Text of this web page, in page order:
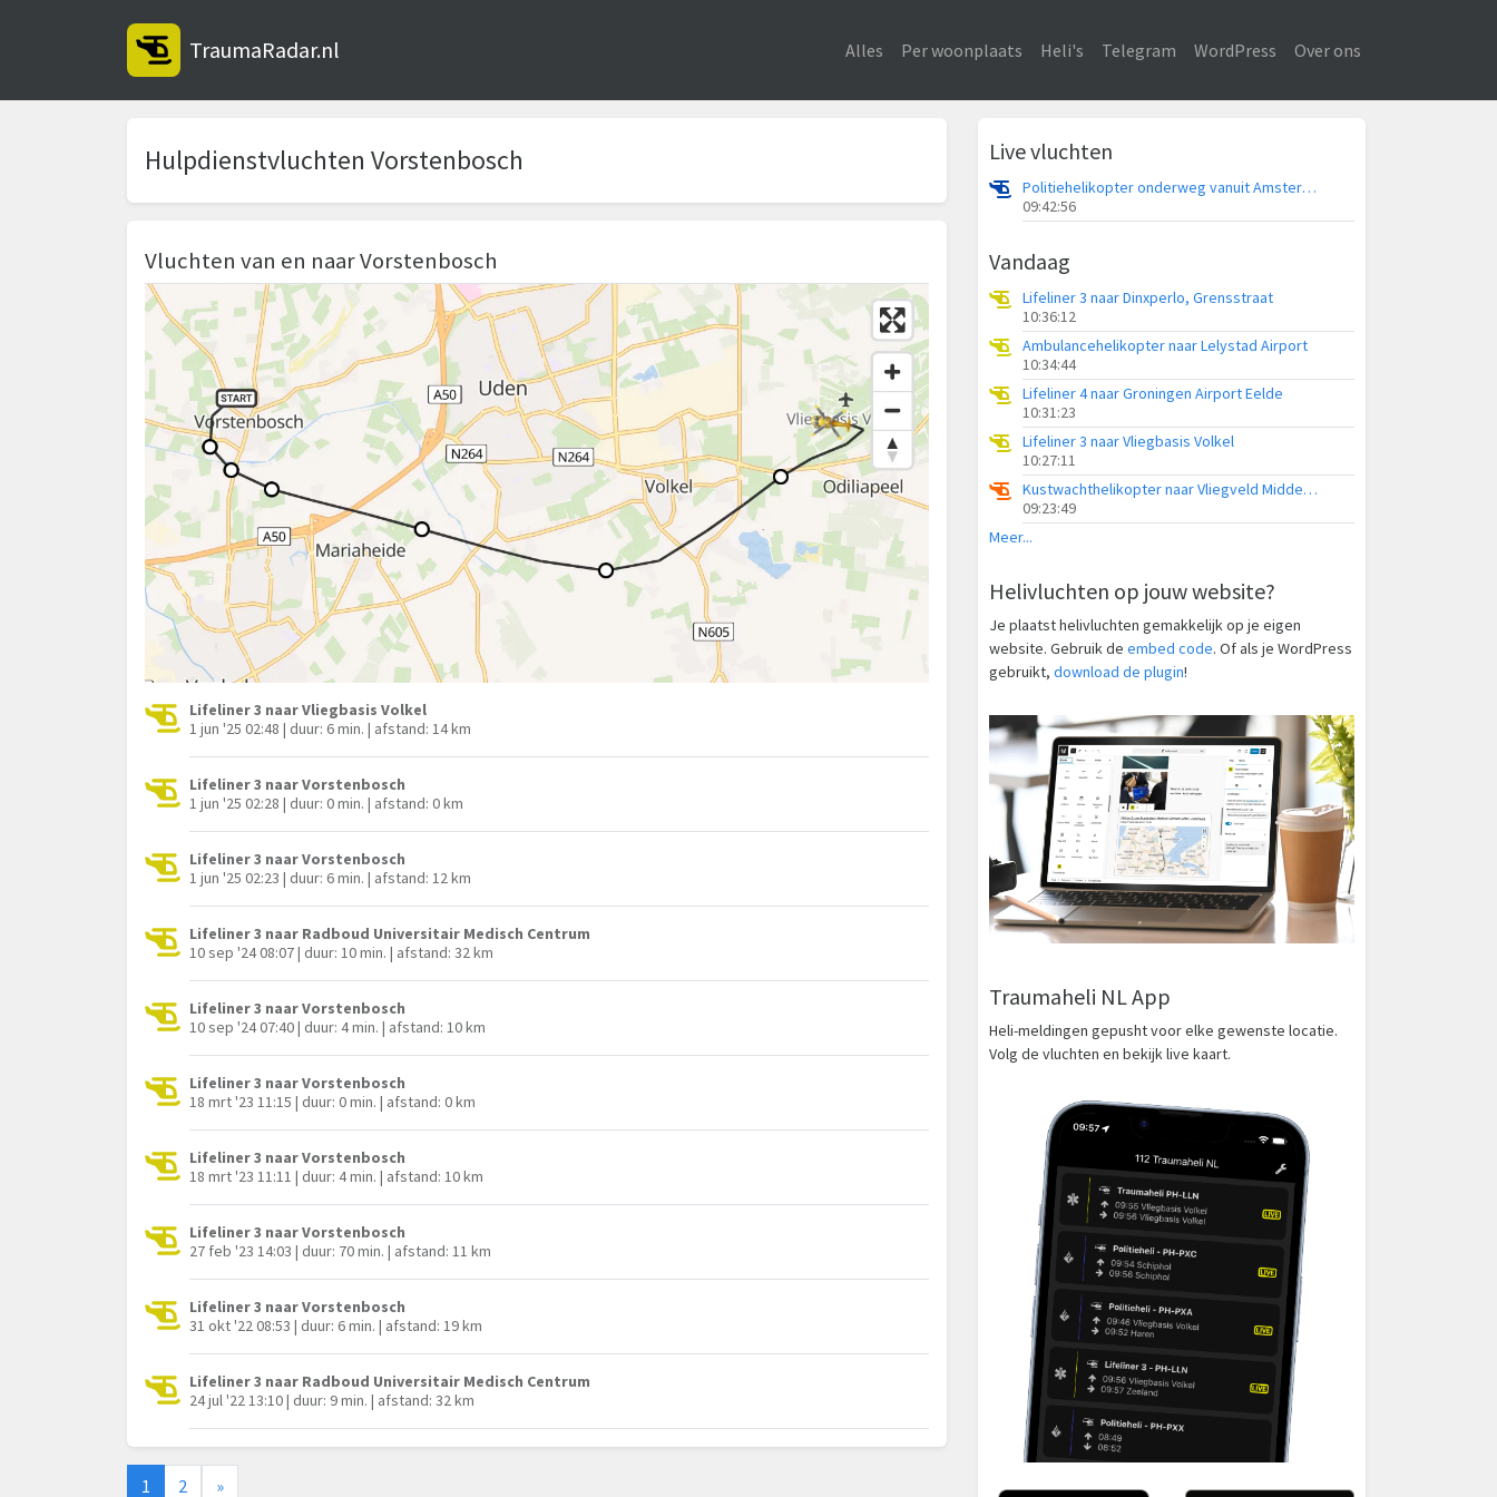
TraumaRadar.nl Alles Per woonplaats Heli's Telegram WordPress Over ons
Hulpdienstvluchten Vorstenbosch
Vluchten van en naar Vorstenbosch
Lifeliner 3 naar Vliegbasis Volkel
1 jun '25 02:48 | duur: 6 min. | afstand: 14 km
Lifeliner 3 naar Vorstenbosch
1 jun '25 02:28 | duur: 0 min. | afstand: 0 km
Lifeliner 3 naar Vorstenbosch
1 jun '25 02:23 | duur: 6 min. | afstand: 12 km
Lifeliner 3 naar Radboud Universitair Medisch Centrum
10 sep '24 08:07 | duur: 10 min. | afstand: 32 km
Lifeliner 3 naar Vorstenbosch
10 sep '24 07:40 | duur: 4 min. | afstand: 10 km
Lifeliner 3 naar Vorstenbosch
18 mrt '23 11:15 | duur: 0 min. | afstand: 0 km
Lifeliner 3 naar Vorstenbosch
18 mrt '23 11:11 | duur: 4 min. | afstand: 10 km
Lifeliner 3 naar Vorstenbosch
27 feb '23 14:03 | duur: 70 min. | afstand: 11 km
Lifeliner 3 naar Vorstenbosch
31 okt '22 08:53 | duur: 6 min. | afstand: 19 km
Lifeliner 3 naar Radboud Universitair Medisch Centrum
24 jul '22 13:10 | duur: 9 min. | afstand: 32 km
1 2 »
Live vluchten
Politiehelikopter onderweg vanuit Amsterdam Vliegveld Schiphol
09:42:56
Vandaag
Lifeliner 3 naar Dinxperlo, Grensstraat
10:36:12
Ambulancehelikopter naar Lelystad Airport
10:34:44
Lifeliner 4 naar Groningen Airport Eelde
10:31:23
Lifeliner 3 naar Vliegbasis Volkel
10:27:11
Kustwachthelikopter naar Vliegveld Midden-Zeeland
09:23:49
Meer...
Helivluchten op jouw website?
Je plaatst helivluchten gemakkelijk op je eigen
website. Gebruik de embed code. Of als je WordPress
gebruikt, download de plugin!
Traumaheli NL App
Heli-meldingen gepusht voor elke gewenste locatie.
Volg de vluchten en bekijk live kaart.